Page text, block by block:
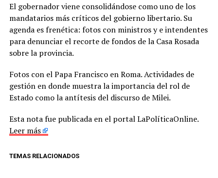
El gobernador viene consolidándose como uno de los
mandatarios más críticos del gobierno libertario. Su
agenda es frenética: fotos con ministros y e intendentes
para denunciar el recorte de fondos de la Casa Rosada
sobre la provincia.
Fotos con el Papa Francisco en Roma. Actividades de
gestión en donde muestra la importancia del rol de
Estado como la antítesis del discurso de Milei.
Esta nota fue publicada en el portal LaPolíticaOnline.
Leer más
TEMAS RELACIONADOS